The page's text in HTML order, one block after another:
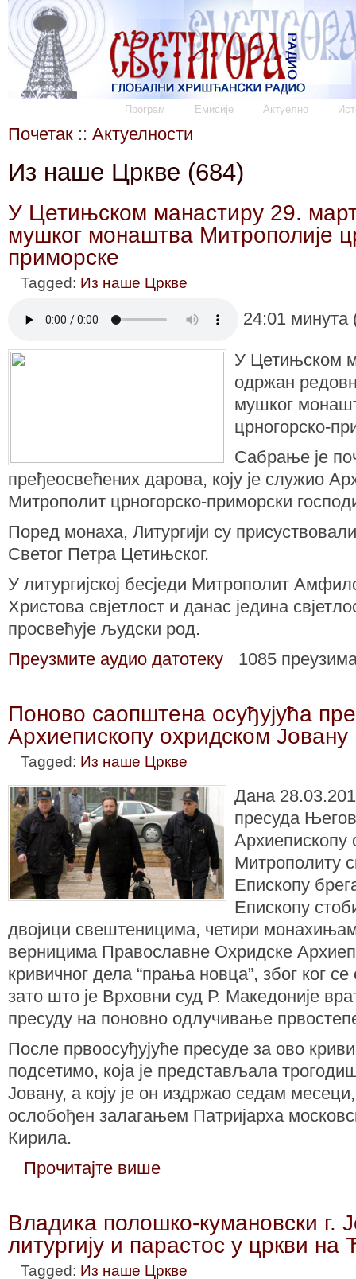
Програм Емисије Актуелно
Почетак :: Актуелности
Из наше Цркве (684)
У Цетињском манастиру 29.
мушког монаштва Митрополије
приморске
Tagged: Из наше Цркве
24:01
У Цетињском
одржан
мушког
црногорско-
Сабрање је
пређеосвећених дарова, коју је служио
Митрополит црногорско-приморски
Поред монаха, Литургији су
Светог Петра Цетињског.
У литургијској бесједи Митрополит
Христова свјетлост и данас једина
просвећује људски род.
Преузмите аудио датотеку
1085
Поново саопштена осуђујућа
Архиепископу охридском Јовану
Tagged: Из наше Цркве
Дана
пресуда
Архиепископу
Митрополиту
Епископу
Епископу
двојици свештеницима, четири
верницима Православне Охридске
кривичног дела “прања новца”, због ког
зато што је Врховни суд Р. Македоније
пресуду на поновно одлучивање
После првоосуђујуће пресуде за ово
подсетимо, која је представљала
Јовану, а коју је он издржао седам
ослобођен залагањем Патријарха
Кирила.
Прочитајте више
Владика полошко-кумановски г.
литургију и парастос у цркви на
Tagged: Из наше Цркве